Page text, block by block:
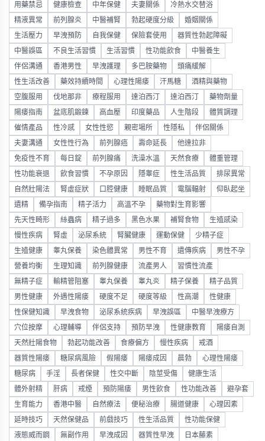
用藥禁忌 健康檢查 中年保健 夫妻關係 冷熱水交替浴
精液異常 前列腺炎 中醫補腎 勃起硬度分級 婚姻關係
生活壓力 早洩預防 自我保健 保險套使用 器質性勃起障礙
中醫誤區 不良生活習慣 生活習慣 性功能飲食 中醫養生
伴侶溝通 香港男性 早洩護理 多巴胺藥物 頭痛緩解
性生活改善 藥效持續時間 心理性陽痿 汗馬糖 酒精與藥物
空腹服用 伐地那非 療程服用 達泊西汀 達泊西汀 藥物劑量
陽痿指南 盆底肌鍛鍊 高血壓 印度藥品 人生階段 體質調理
催情產品 性冷感 女性性慾 親密場所 性隱私 伴侶關係
夫妻溝通 女性性行為 前列腺癌 壽命延長 他達拉非
免疫性不育 每日錠 前列腺痛 洗澡水溫 天然食療 體重管理
性功能衰退 飲食習慣 不孕原因 隱睾症 性生活品質 排尿異常
自然壯陽法 腎虛症狀 口腔健康 睡眠品質 電腦輻射 仰臥起坐
遺精 備孕指南 精子活力 高溫不孕 藥物對生育影響
先天性畸形 絲蟲病 精子過多 黑色水果 補腎食物 生殖感染
慢性疾病 腎虛 泌尿系統 腎臟健康 運動保健 少精子症
生殖健康 睾丸保養 染色體異常 男性不育 遺傳疾病 男性不孕
營養均衡 生理知識 前列腺健康 流產男人 習慣性流產
無精子症 輸精管阻塞 睾丸保養 睾丸炎 精子保養 精子品質
男性健康 外遇性陽痿 硬度不足 硬度等級 性高潮 性健康
性保健知識 早洩食物 泌尿系統疾病 早洩誤區 中醫早洩療方
穴位按摩 心理輔導 伴侶支持 預防早洩 性健康教育 陽痿自測
天然壯陽食物 勃起功能改善 食療偏方 慢性疾病 戒酒
器質性陽痿 糖尿病風險 假陽痿 陽痿成因 晨勃 心理性陽痿
糖尿病 手淫 長者保健 性交中斷 陰莖受傷 健康生活
體外射精 肝病 戒煙 預防陽痿 男性飲食 性功能改善 避孕套
生育能力 香港中醫 自然療法 便秘治療 腸道健康 心理因素
延時技巧 天然保健品 前戲技巧 性生活品質 性功能保健
液態威而鋼 無副作用 早洩成因 器質性早洩 日本藤素